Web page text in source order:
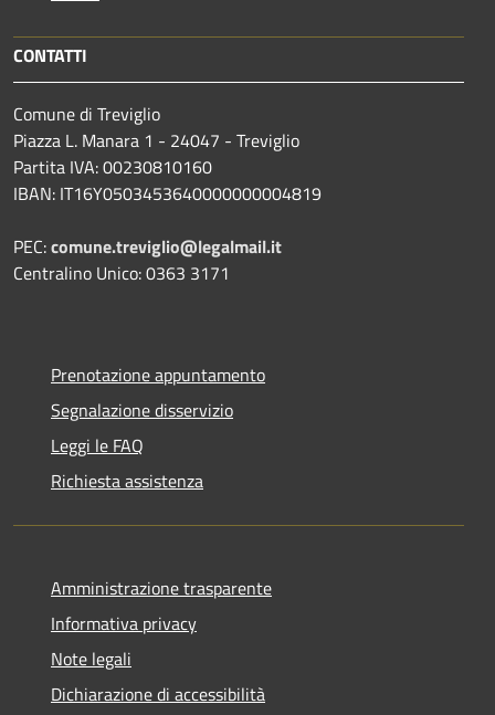
CONTATTI
Comune di Treviglio
Piazza L. Manara 1 - 24047 - Treviglio
Partita IVA: 00230810160
IBAN: IT16Y0503453640000000004819
PEC:comune.treviglio@legalmail.it
Centralino Unico: 0363 3171
Prenotazione appuntamento
Segnalazione disservizio
Leggi le FAQ
Richiesta assistenza
Amministrazione trasparente
Informativa privacy
Note legali
Dichiarazione di accessibilità